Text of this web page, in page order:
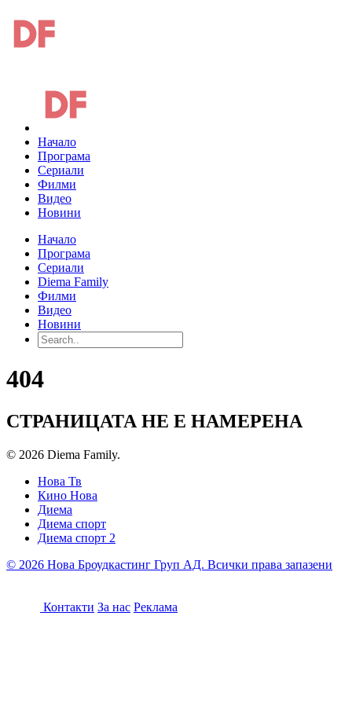
Начало
Програма
Сериали
Филми
Видео
Новини
Начало
Програма
Сериали
Diema Family
Филми
Видео
Новини
404
СТРАНИЦАТА НЕ Е НАМЕРЕНА
© 2026 Diema Family.
Нова Тв
Кино Нова
Диема
Диема спорт
Диема спорт 2
© 2026 Нова Броудкастинг Груп АД. Всички права запазени
Контакти За нас Реклама